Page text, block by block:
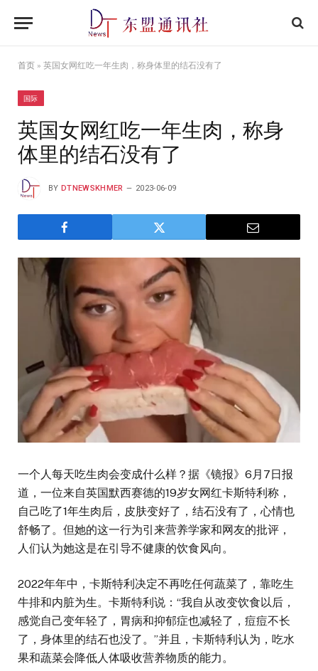
首页 » 英国女网红吃一年生肉，称身体里的结石没有了
国际
英国女网红吃一年生肉，称身
体里的结石没有了
BY DTNEWSKHMER 2023-06-09
一个人每天吃生肉会变成什么样？据《镜报》6月7日报
道，一位来自英国默西赛德的19岁女网红卡斯特利称，
自己吃了1年生肉后，皮肤变好了，结石没有了，心情也
舒畅了。但她的这一行为引来营养学家和网友的批评，
人们认为她这是在引导不健康的饮食风向。
2022年年中，卡斯特利决定不再吃任何蔬菜了，靠吃生
牛排和内脏为生。卡斯特利说：“我自从改变饮食以后，
感觉自己变年轻了，胃病和抑郁症也减轻了，痘痘不长
了，身体里的结石也没了。”并且，卡斯特利认为，吃水
果和蔬菜会降低人体吸收营养物质的能力。